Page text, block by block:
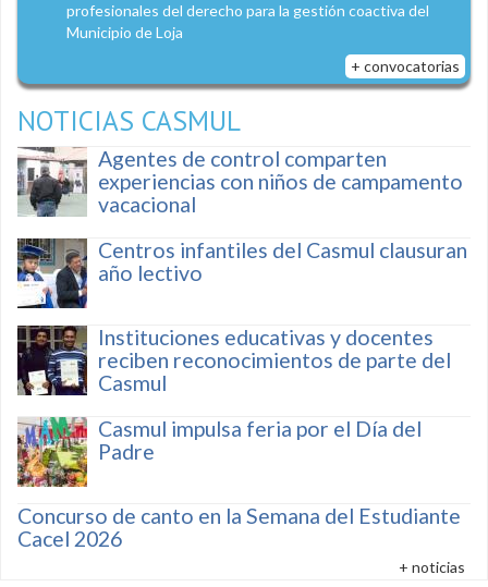
profesionales del derecho para la gestión coactiva del
Municipio de Loja
+ convocatorias
NOTICIAS CASMUL
Agentes de control comparten
experiencias con niños de campamento
vacacional
Centros infantiles del Casmul clausuran
año lectivo
Instituciones educativas y docentes
reciben reconocimientos de parte del
Casmul
Casmul impulsa feria por el Día del
Padre
Concurso de canto en la Semana del Estudiante
Cacel 2026
+ noticias